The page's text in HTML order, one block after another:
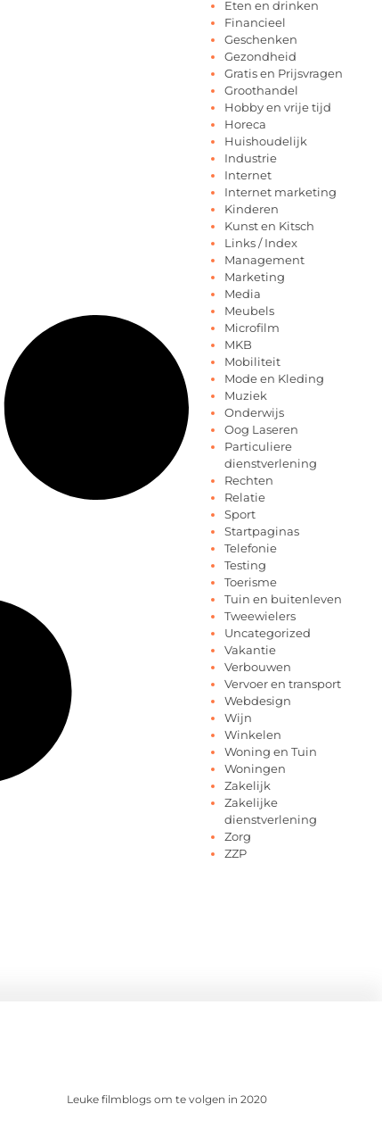
Eten en drinken
Financieel
Geschenken
Gezondheid
Gratis en Prijsvragen
Groothandel
Hobby en vrije tijd
Horeca
Huishoudelijk
Industrie
Internet
Internet marketing
Kinderen
Kunst en Kitsch
Links / Index
Management
Marketing
Media
Meubels
Microfilm
MKB
Mobiliteit
Mode en Kleding
Muziek
Onderwijs
Oog Laseren
Particuliere
dienstverlening
Rechten
Relatie
Sport
Startpaginas
Telefonie
Testing
Toerisme
Tuin en buitenleven
Tweewielers
Uncategorized
Vakantie
Verbouwen
Vervoer en transport
Webdesign
Wijn
Winkelen
Woning en Tuin
Woningen
Zakelijk
Zakelijke
dienstverlening
Zorg
ZZP
Leuke filmblogs om te volgen in 2020